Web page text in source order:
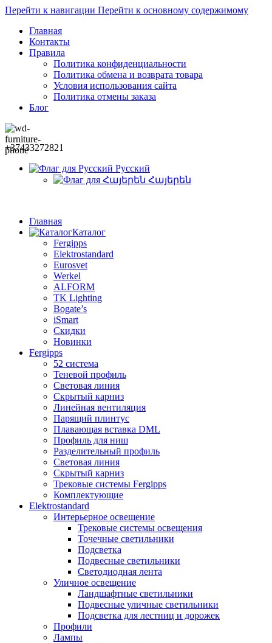
Перейти к навигации Перейти к основному содержимому
Главная
Контакты
Правила
Политика конфиденциальности
Политика обмена и возврата товара
Условия использования сайта
Политика отмены заказа
Блог
+37433272821
Русский
Հայերեն
Главная
Каталог
Fergipps
Elektrostandard
Eurosvet
Werkel
ALFORM
TK Lighting
Bogate’s
iSmart
Скидки
Новинки
Fergipps
52 система
Теневой профиль
Световая линия
Скрытый карниз
Линейная вентиляция
Парящий плинтус
Плавающая вставка DML
Профиль для ниш
Разделительный профиль
Световая линия
Скрытый карниз
Трековые системы Fergipps
Комплектующие
Elektrostandard
Интерьерное освещение
Трековые системы освещения
Точечные светильники
Подсветка
Подвесные светильники
Светодиодная лента
Уличное освещение
Ландшафтные светильники
Подвесные уличные светильники
Подсветка для лестниц и дорожек
Профили
Лампы